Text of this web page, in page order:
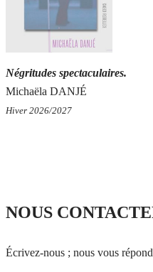
Négritudes spectaculaires.
Michaëla DANJÉ
Hiver 2026/2027
NOUS
Écrivez-nous ; nous vous